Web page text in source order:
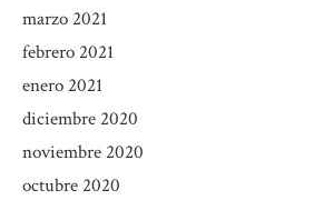
marzo 2021
febrero 2021
enero 2021
diciembre 2020
noviembre 2020
octubre 2020